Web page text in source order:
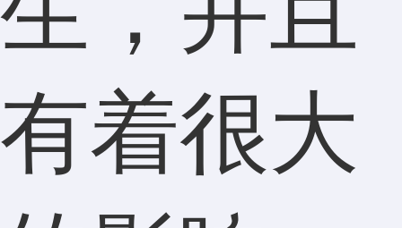
有着很大